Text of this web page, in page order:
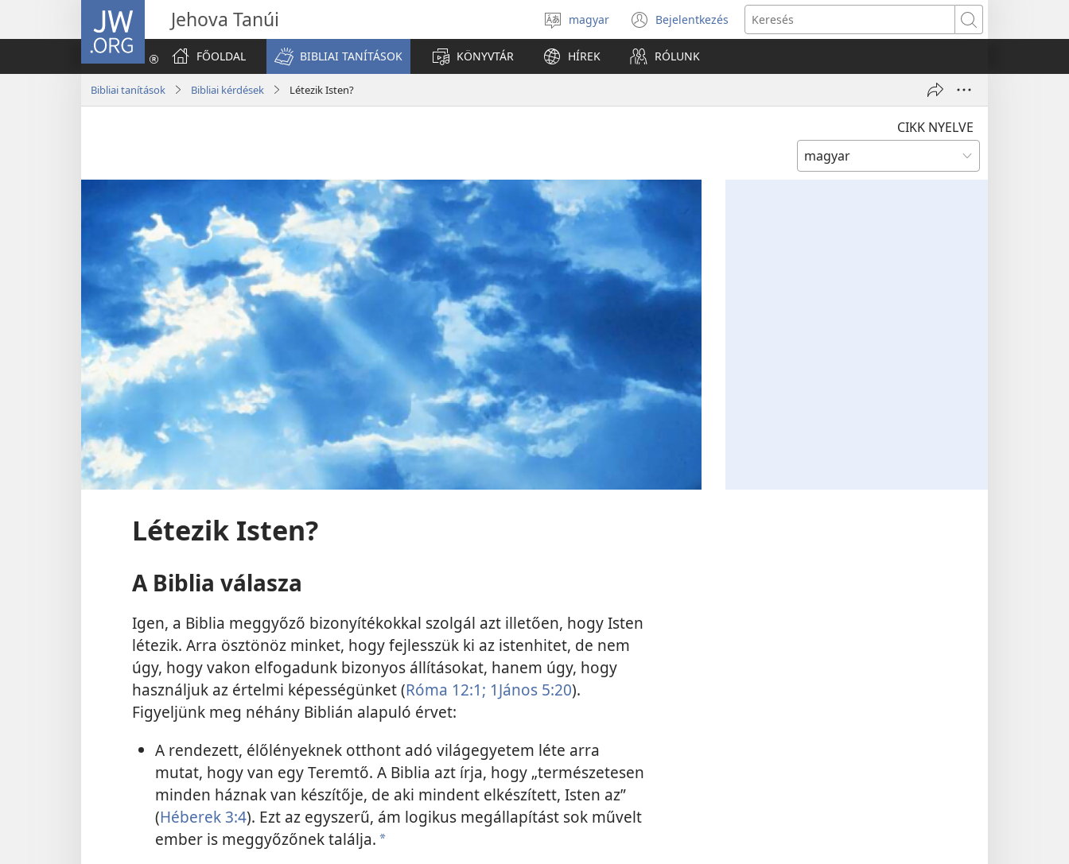
JW.ORG Jehova Tanúi
Válassz
nyelvet
magyar Bejelentkezés
(opens
new
window)
Keresés
FŐOLDAL
BIBLIAI TANÍTÁSOK KÖNYVTÁR HÍREK RÓLUNK
Bibliai tanítások Bibliai kérdések Létezik Isten?
CIKK NYELVE
Létezik Isten?
A Biblia válasza
Igen, a Biblia meggyőző bizonyítékokkal szolgál azt illetően, hogy Isten
létezik. Arra ösztönöz minket, hogy fejlesszük ki az istenhitet, de nem
úgy, hogy vakon elfogadunk bizonyos állításokat, hanem úgy, hogy
használjuk az értelmi képességünket (Róma 12:1; 1János 5:20).
Figyeljünk meg néhány Biblián alapuló érvet:
A rendezett, élőlényeknek otthont adó világegyetem léte arra
mutat, hogy van egy Teremtő. A Biblia azt írja, hogy „természetesen
minden háznak van készítője, de aki mindent elkészített, Isten az”
(Héberek 3:4). Ezt az egyszerű, ám logikus megállapítást sok művelt
ember is meggyőzőnek találja. a